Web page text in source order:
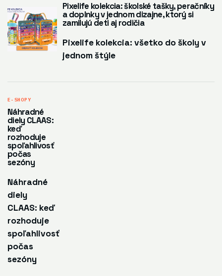
Pixelife kolekcia: školské tašky, peračníky
a doplnky v jednom dizajne, ktorý si
zamilujú deti aj rodičia
Pixelife kolekcia: všetko do školy v
jednom štýle
E-SHOPY
Náhradné
diely CLAAS:
keď
rozhoduje
spoľahlivosť
počas
sezóny
Náhradné
diely
CLAAS: keď
rozhoduje
spoľahlivosť
počas
sezóny